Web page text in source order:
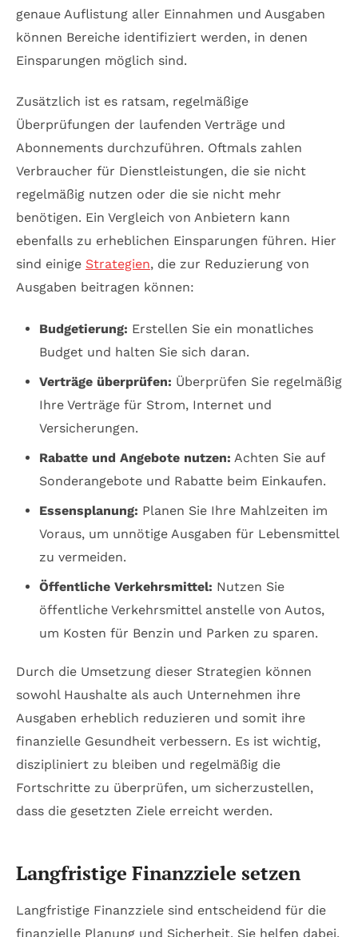
genaue Auflistung aller Einnahmen und Ausgaben
können Bereiche identifiziert werden, in denen
Einsparungen möglich sind.
Zusätzlich ist es ratsam, regelmäßige
Überprüfungen der laufenden Verträge und
Abonnements durchzuführen. Oftmals zahlen
Verbraucher für Dienstleistungen, die sie nicht
regelmäßig nutzen oder die sie nicht mehr
benötigen. Ein Vergleich von Anbietern kann
ebenfalls zu erheblichen Einsparungen führen. Hier
sind einige Strategien, die zur Reduzierung von
Ausgaben beitragen können:
Budgetierung: Erstellen Sie ein monatliches
Budget und halten Sie sich daran.
Verträge überprüfen: Überprüfen Sie regelmäßig
Ihre Verträge für Strom, Internet und
Versicherungen.
Rabatte und Angebote nutzen: Achten Sie auf
Sonderangebote und Rabatte beim Einkaufen.
Essensplanung: Planen Sie Ihre Mahlzeiten im
Voraus, um unnötige Ausgaben für Lebensmittel
zu vermeiden.
Öffentliche Verkehrsmittel: Nutzen Sie
öffentliche Verkehrsmittel anstelle von Autos,
um Kosten für Benzin und Parken zu sparen.
Durch die Umsetzung dieser Strategien können
sowohl Haushalte als auch Unternehmen ihre
Ausgaben erheblich reduzieren und somit ihre
finanzielle Gesundheit verbessern. Es ist wichtig,
diszipliniert zu bleiben und regelmäßig die
Fortschritte zu überprüfen, um sicherzustellen,
dass die gesetzten Ziele erreicht werden.
Langfristige Finanzziele setzen
Langfristige Finanzziele sind entscheidend für die
finanzielle Planung und Sicherheit. Sie helfen dabei,